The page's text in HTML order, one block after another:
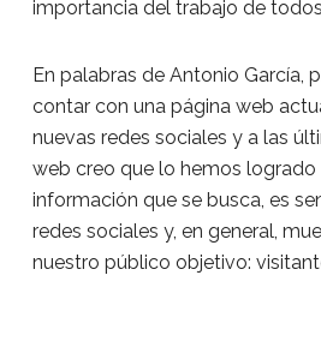
importancia del trabajo de
En palabras de Antonio García,
contar con una página web
nuevas redes sociales y a las
web creo que lo hemos
información que se busca, es
redes sociales y, en general,
nuestro público objetivo: